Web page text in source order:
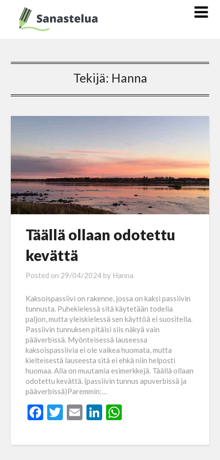
Tekijä: Hanna
Täällä ollaan odotettu
kevättä
Posted on 29/04/2024 by Hanna
Kaksoispassiivi on rakenne, jossa on kaksi passiivin
tunnusta. Puhekielessä sitä käytetään todella
paljon, mutta yleiskielessä sen käyttöä ei suositella.
Passiivin tunnuksen pitäisi siis näkyä vain
pääverbissä. Myönteisessä lauseessa
kaksoispassiivia ei ole vaikea huomata, mutta
kielteisestä lauseesta sitä ei ehkä niin helposti
huomaa. Alla on muutamia esimerkkejä. Täällä ollaan
odotettu kevättä. (passiivin tunnus apuverbissä ja
pääverbissä)Paremmin:…
Facebook
Twitter
EmailLinkedIn